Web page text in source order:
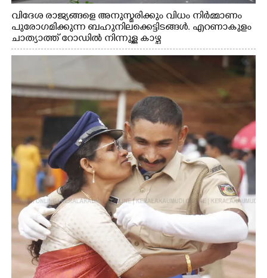
വിദേശ രാജ്യങ്ങളെ അനുസ്മരിക്കും വിധം നിർമ്മാണം
പുരോഗമിക്കുന്ന ബഹുനിലക്കെട്ടിടങ്ങൾ. എറണാകുളം
ചാത്യാത്ത് റോഡിൽ നിന്നുള്ള കാഴ്ച